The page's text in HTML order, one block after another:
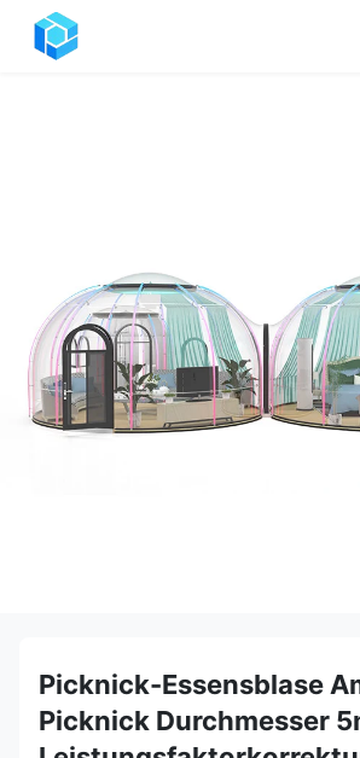
Picknick-Essensblase
Picknick Durchmesser